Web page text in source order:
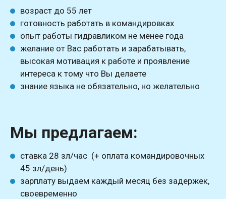
возраст до 55 лет
готовность работать в командировках
опыт работы гидравликом не менее года
желание от Вас работать и зарабатывать,
высокая мотивация к работе и проявление
интереса к тому что Вы делаете
знание языка не обязательно, но желательно
Мы предлагаем:
ставка 28 зл/час (+ оплата командировочных
45 зл/день)
зарплату выдаем каждый месяц без задержек,
своевременно